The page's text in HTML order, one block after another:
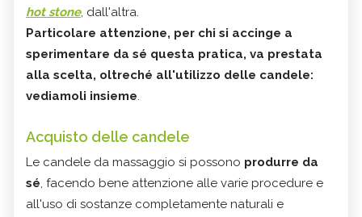
hot stone, dall'altra.
Particolare attenzione, per chi si accinge a
sperimentare da sé questa pratica, va prestata
alla scelta, oltreché all'utilizzo delle candele:
vediamoli insieme.
Acquisto delle candele
Le candele da massaggio si possono produrre da
sé, facendo bene attenzione alle varie procedure e
all'uso di sostanze completamente naturali e